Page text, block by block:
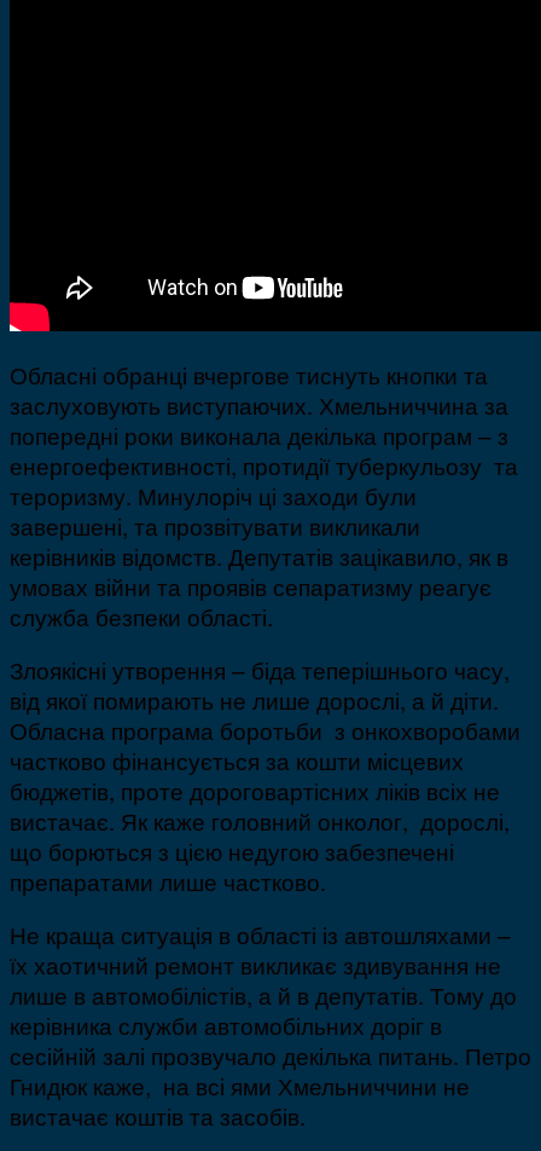
Обласні обранці вчергове тиснуть кнопки та
заслуховують виступаючих. Хмельниччина за
попередні роки виконала декілька програм – з
енергоефективності, протидії туберкульозу та
тероризму. Минулоріч ці заходи були
завершені, та прозвітувати викликали
керівників відомств. Депутатів зацікавило, як в
умовах війни та проявів сепаратизму реагує
служба безпеки області.
Злоякісні утворення – біда теперішнього часу,
від якої помирають не лише дорослі, а й діти.
Обласна програма боротьби з онкохворобами
частково фінансується за кошти місцевих
бюджетів, проте дороговартісних ліків всіх не
вистачає. Як каже головний онколог, дорослі,
що борються з цією недугою забезпечені
препаратами лише частково.
Не краща ситуація в області із автошляхами –
їх хаотичний ремонт викликає здивування не
лише в автомобілістів, а й в депутатів. Тому до
керівника служби автомобільних доріг в
сесійній залі прозвучало декілька питань. Петро
Гнидюк каже, на всі ями Хмельниччини не
вистачає коштів та засобів.